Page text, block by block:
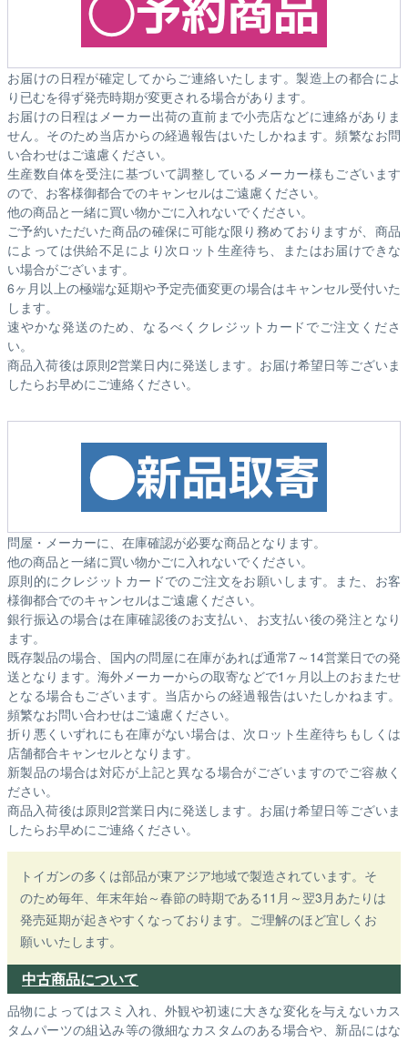
お届けの日程が確定してからご連絡いたします。製造上の都合によ
り已むを得ず発売時期が変更される場合があります。
お届けの日程はメーカー出荷の直前まで小売店などに連絡がありま
せん。そのため当店からの経過報告はいたしかねます。頻繁なお問
い合わせはご遠慮ください。
生産数自体を受注に基づいて調整しているメーカー様もございます
ので、お客様御都合でのキャンセルはご遠慮ください。
他の商品と一緒に買い物かごに入れないでください。
ご予約いただいた商品の確保に可能な限り務めておりますが、商品
によっては供給不足により次ロット生産待ち、またはお届けできな
い場合がございます。
6ヶ月以上の極端な延期や予定売価変更の場合はキャンセル受付いた
します。
速やかな発送のため、なるべくクレジットカードでご注文くださ
い。
商品入荷後は原則2営業日内に発送します。お届け希望日等ございま
したらお早めにご連絡ください。
問屋・メーカーに、在庫確認が必要な商品となります。
他の商品と一緒に買い物かごに入れないでください。
原則的にクレジットカードでのご注文をお願いします。また、お客
様御都合でのキャンセルはご遠慮ください。
銀行振込の場合は在庫確認後のお支払い、お支払い後の発注となり
ます。
既存製品の場合、国内の問屋に在庫があれば通常7～14営業日での発
送となります。海外メーカーからの取寄などで1ヶ月以上のおまたせ
となる場合もございます。 当店からの経過報告はいたしかねます。
頻繁なお問い合わせはご遠慮ください。
折り悪くいずれにも在庫がない場合は、次ロット生産待ちもしくは
店舗都合キャンセルとなります。
新製品の場合は対応が上記と異なる場合がございますのでご容赦く
ださい。
商品入荷後は原則2営業日内に発送します。お届け希望日等ございま
したらお早めにご連絡ください。
トイガンの多くは部品が東アジア地域で製造されています。そ
のため毎年、年末年始～春節の時期である11月～翌3月あたりは
発売延期が起きやすくなっております。ご理解のほど宜しくお
願いいたします。
中古商品について
品物によってはスミ入れ、外観や初速に大きな変化を与えないカス
タムパーツの組込み等の微細なカスタムのある場合や、新品にはな